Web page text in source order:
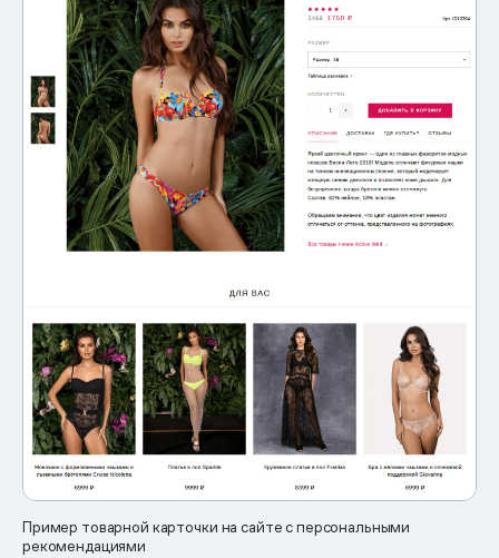
Пример товарной карточки на сайте с персональными
рекомендациями